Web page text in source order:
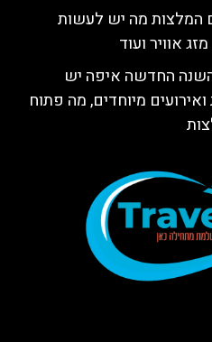
המלצות מה יש לעשות
אוויר ועוד
החדשה איפה יש
מיוחדים, מה פתוח